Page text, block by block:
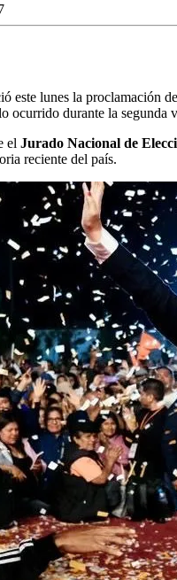
este lunes la proclamación de
ocurrido durante la segunda
el Jurado Nacional de
reciente del país.